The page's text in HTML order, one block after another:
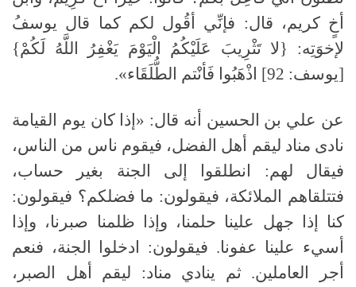
أخٍ كريم، قال: فإنِّي أقُول لكم كما قال يوسفُ
لإخوَتِه: {لا تَثْرِيبَ عَلَيْكُمُ الْيَوْمَ يَغْفِرُ اللَّهُ لَكُمْ}
[يوسف: 92] اذْهَبُوا فَأنْتم الطُّلَقَاء».
عن علي بن الحسين أنه قال: «إذا كان يوم القيامة
نادى مناد ليقم أهل الفضل، فيقوم ناس من الناس،
فيقال لهم: انطلقوا إلى الجنة بغير حساب،
فتتلقاهم الملائكة، فيقولون: ما فضلكم؟ فيقولون:
كنا إذا جهل علينا حلمنا، وإذا ظلمنا صبرنا، وإذا
أسيء علينا عفونا. فيقولون: ادخلوا الجنة، فنعم
أجر العاملين. ثم ينادي مناد: ليقم أهل الصبر،